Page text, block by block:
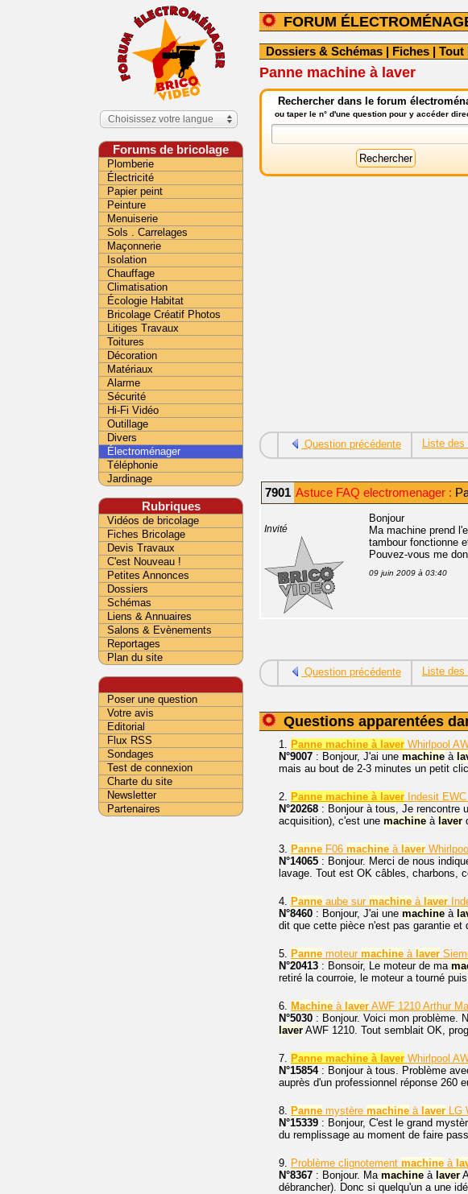
FORUM
Dossiers & Schémas | Fiches | Tout
Panne machine à laver
Rechercher dans le forum
ou taper le n° d'une question pour y accéder
Question précédente Liste des
7901 Astuce FAQ electromenager :
Invité
Bonjour
Ma machine prend
tambour fonctionne
Pouvez-vous me
09 juin 2009 à 03:40
Question précédente Liste des
Questions apparentées
1. Panne machine à laver Whirlpool
N°9007 : Bonjour, J'ai une machine à
mais au bout de 2-3 minutes un petit
2. Panne machine à laver Indesit
N°20268 : Bonjour à tous, Je rencontre
acquisition), c'est une machine à laver
3. Panne F06 machine à laver
N°14065 : Bonjour. Merci de nous
lavage. Tout est OK câbles, charbons,
4. Panne aube sur machine à laver
N°8460 : Bonjour, J'ai une machine à
dit que cette pièce n'est pas garantie et
5. Panne moteur machine à laver
N°20413 : Bonsoir, Le moteur de ma
retiré la courroie, le moteur a tourné
6. Machine à laver AWF 1210 Arthur
N°5030 : Bonjour. Voici mon problème.
laver AWF 1210. Tout semblait OK,
7. Panne machine à laver Whirlpool
N°15854: Bonjour à tous. Problème
auprès d'un professionnel réponse 260
8. Panne mystère machine à laver LG
N°15339 : Bonjour, C'est le grand
du remplissage au moment de faire
9. Problème clignotement machine à
N°8367 : Bonjour. Ma machine à laver
débrancher). Donc si quelqu'un a une
Choisissez votre langue
Forums de bricolage
Plomberie
Électricité
Papier peint
Peinture
Menuiserie
Sols . Carrelages
Maçonnerie
Isolation
Chauffage
Climatisation
Écologie Habitat
Bricolage Créatif Photos
Litiges Travaux
Toitures
Décoration
Matériaux
Alarme
Sécurité
Hi-Fi Vidéo
Outillage
Divers
Électroménager
Téléphonie
Jardinage
Rubriques
Vidéos de bricolage
Fiches Bricolage
Devis Travaux
C'est Nouveau !
Petites Annonces
Dossiers
Schémas
Liens & Annuaires
Salons & Evènements
Reportages
Plan du site
Poser une question
Votre avis
Editorial
Flux RSS
Sondages
Test de connexion
Charte du site
Newsletter
Partenaires